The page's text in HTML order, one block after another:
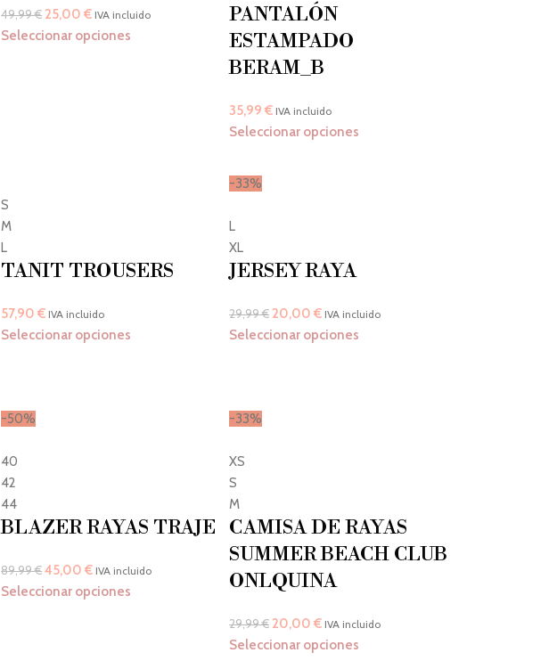
49,99€ 25,00€ IVA incluido
Seleccionar opciones
PANTALÓN
ESTAMPADO
BERAM_B
35,99€ IVA incluido
Seleccionar opciones
S
M
L
TANIT TROUSERS
57,90€ IVA incluido
Seleccionar opciones
-33%
L
XL
JERSEY RAYA
29,99€ 20,00€ IVA incluido
Seleccionar opciones
-50%
40
42
44
BLAZER RAYAS TRAJE
89,99€ 45,00€ IVA incluido
Seleccionar opciones
-33%
XS
S
M
CAMISA DE RAYAS
SUMMER BEACH CLUB
ONLQUINA
29,99€ 20,00€ IVA incluido
Seleccionar opciones